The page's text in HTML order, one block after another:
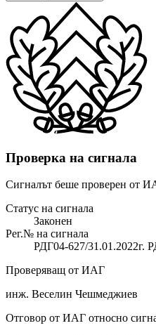
Проверка на сигнала
Сигналът беше проверен от
Статус на сигнала
Законен
Рег.№ на сигнала
РДГ04-627/31.01.2022г.
Проверяващ от ИАГ
инж. Веселин Чешмеджиев
Отговор от ИАГ относно